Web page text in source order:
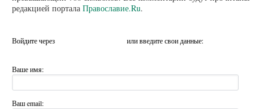
редакцией портала Православие.Ru.
Войдите через или введите свои данные:
Ваше имя:
Ваш email: